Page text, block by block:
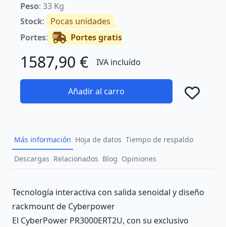
Peso: 33 Kg
Stock:
Pocas unidades
Portes: Portes gratis
1587,90 € IVA incluído
Añadir al carro
Más información Hoja de datos Tiempo de respaldo
Descargas Relacionados Blog Opiniones
Description
Tecnología interactiva con salida senoidal y diseño
rackmount de Cyberpower
El CyberPower PR3000ERT2U, con su exclusivo